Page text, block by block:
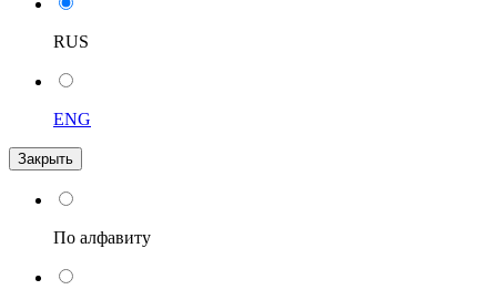
RUS
ENG
Закрыть
По алфавиту